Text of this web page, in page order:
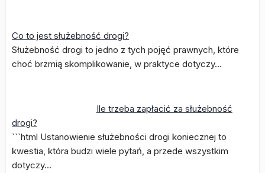
Co to jest służebność drogi?
Służebność drogi to jedno z tych pojęć prawnych, które
choć brzmią skomplikowanie, w praktyce dotyczy…
Ile trzeba zapłacić za służebność
drogi?
```html Ustanowienie służebności drogi koniecznej to
kwestia, która budzi wiele pytań, a przede wszystkim
dotyczy…